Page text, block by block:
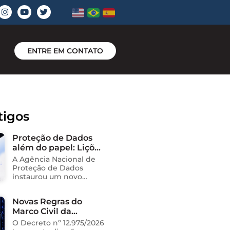
ENTRE EM CONTATO
Proteção de Dados
além do papel: Lições
do novo processo
sancionador da
ANPD
A Agência Nacional de
Proteção de Dados
instaurou um novo
Instituto Saúde e
Cidadania (Isac),
organização social
Novas Regras do
Marco Civil da
Internet
O Decreto nº 12.975/2026